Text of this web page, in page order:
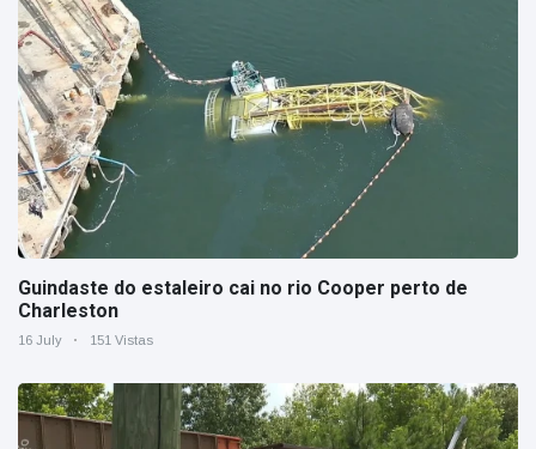
Guindaste do estaleiro cai no rio Cooper perto de
Charleston
16 July 151 Vistas